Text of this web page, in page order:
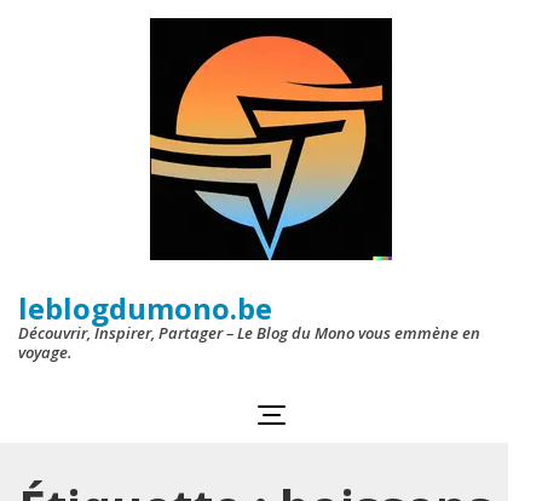
leblogdumono.be
Découvrir, Inspirer, Partager – Le Blog du Mono vous emmène en
voyage.